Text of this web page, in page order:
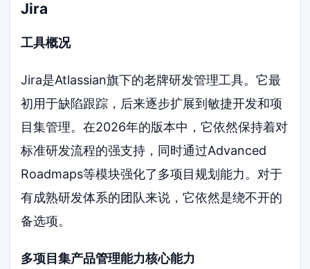
Jira
工具概况
Jira是Atlassian旗下的老牌研发管理工具。它最
初用于缺陷跟踪，后来逐步扩展到敏捷开发和项
目集管理。在2026年的版本中，它依然保持着对
标准研发流程的强支持，同时通过Advanced
Roadmaps等模块强化了多项目规划能力。对于
有成熟研发体系的团队来说，它依然是绕不开的
备选项。
多项目集产品管理能力核心能力